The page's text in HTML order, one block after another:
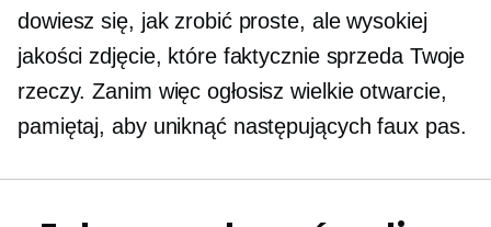
dowiesz się, jak zrobić proste, ale wysokiej
jakości zdjęcie, które faktycznie sprzeda Twoje
rzeczy. Zanim więc ogłosisz wielkie otwarcie,
pamiętaj, aby uniknąć następujących faux pas.